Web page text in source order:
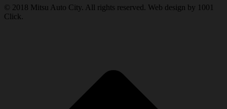
© 2018 Mitsu Auto City. All rights reserved. Web design by 1001
Click.